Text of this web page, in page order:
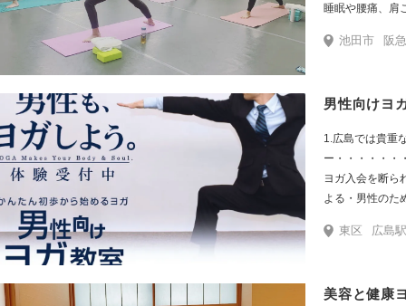
睡眠や腰痛、肩
駅から徒歩３分
池田市 阪
1.広島では貴重
ー・・・・・・
ヨガ入会を断ら
よる・男性のた
善に・未経験者
ヨガを始める前
東区 広島
美容と健康